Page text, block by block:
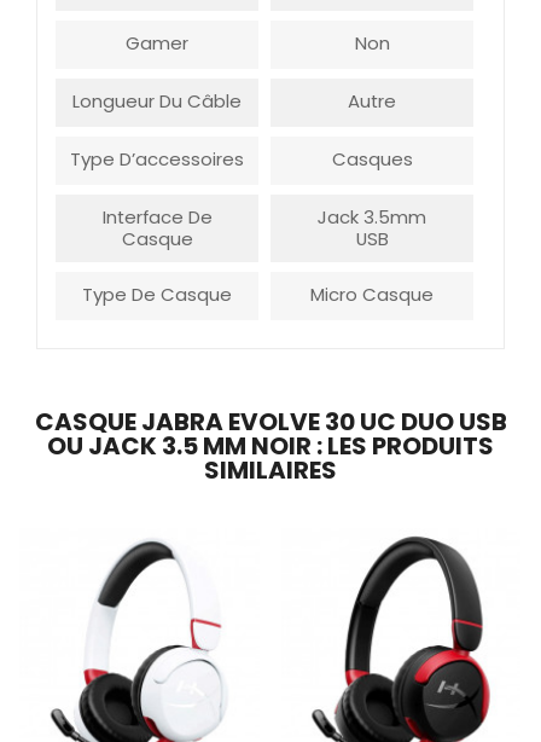
Gamer Non
Longueur Du Câble Autre
Type D’accessoires Casques
Interface De
Casque
Jack 3.5mm
USB
Type De Casque Micro Casque
CASQUE JABRA EVOLVE 30 UC DUO USB
OU JACK 3.5 MM NOIR : LES PRODUITS
SIMILAIRES